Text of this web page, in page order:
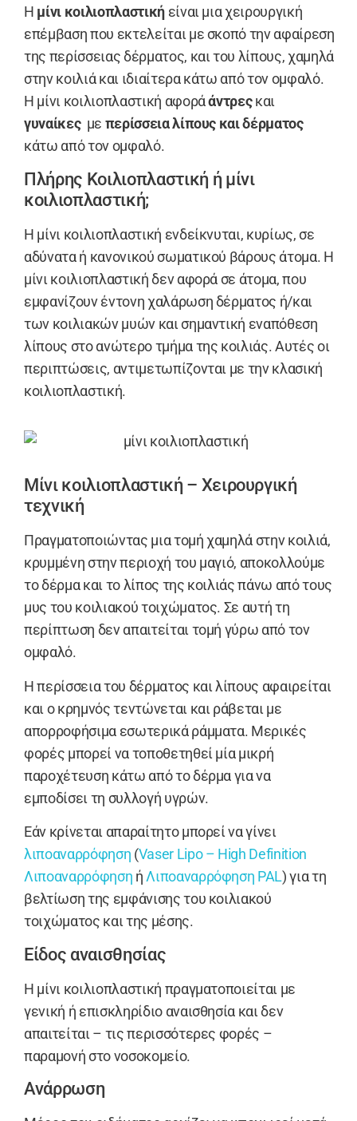
Η μίνι κοιλιοπλαστικήείναι μια χειρουργική
επέμβαση που εκτελείται με σκοπό την αφαίρεση
της περίσσειας δέρματος, και του λίπους, χαμηλά
στην κοιλιά και ιδιαίτερα κάτω από τον ομφαλό.
Η μίνι κοιλιοπλαστική αφοράάντρεςκαι
γυναίκεςμε περίσσεια λίπους και δέρματος
κάτω από τον ομφαλό.
Πλήρης Κοιλιοπλαστική ή μίνι
κοιλιοπλαστική;
Η μίνι κοιλιοπλαστική ενδείκνυται, κυρίως, σε
αδύνατα ή κανονικού σωματικού βάρους άτομα. Η
μίνι κοιλιοπλαστική δεν αφορά σε άτομα, που
εμφανίζουν έντονη χαλάρωση δέρματος ή/και
των κοιλιακών μυών και σημαντική εναπόθεση
λίπους στο ανώτερο τμήμα της κοιλιάς. Αυτές οι
περιπτώσεις, αντιμετωπίζονται με την κλασική
κοιλιοπλαστική.
Μίνι κοιλιοπλαστική – Χειρουργική
τεχνική
Πραγματοποιώντας μια τομή χαμηλά στην κοιλιά,
κρυμμένη στην περιοχή του μαγιό, αποκολλούμε
το δέρμα και το λίπος της κοιλιάς πάνω από τους
μυς του κοιλιακού τοιχώματος. Σε αυτή τη
περίπτωση δεν απαιτείται τομή γύρω από τον
ομφαλό.
Η περίσσεια του δέρματος και λίπους αφαιρείται
και ο κρημνός τεντώνεται και ράβεται με
απορροφήσιμα εσωτερικά ράμματα. Μερικές
φορές μπορεί να τοποθετηθεί μία μικρή
παροχέτευση κάτω από το δέρμα για να
εμποδίσει τη συλλογή υγρών.
Εάν κρίνεται απαραίτητο μπορεί να γίνει
λιποαναρρόφηση (Vaser Lipo – High Definition
Λιποαναρρόφηση ήΛιποαναρρόφηση PAL) για τη
βελτίωση της εμφάνισης του κοιλιακού
τοιχώματος και της μέσης.
Είδος αναισθησίας
Η μίνι κοιλιοπλαστική πραγματοποιείται με
γενική ή επισκληρίδιο αναισθησία και δεν
απαιτείται – τις περισσότερες φορές –
παραμονή στο νοσοκομείο.
Ανάρρωση